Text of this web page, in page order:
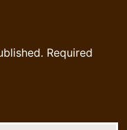
Required